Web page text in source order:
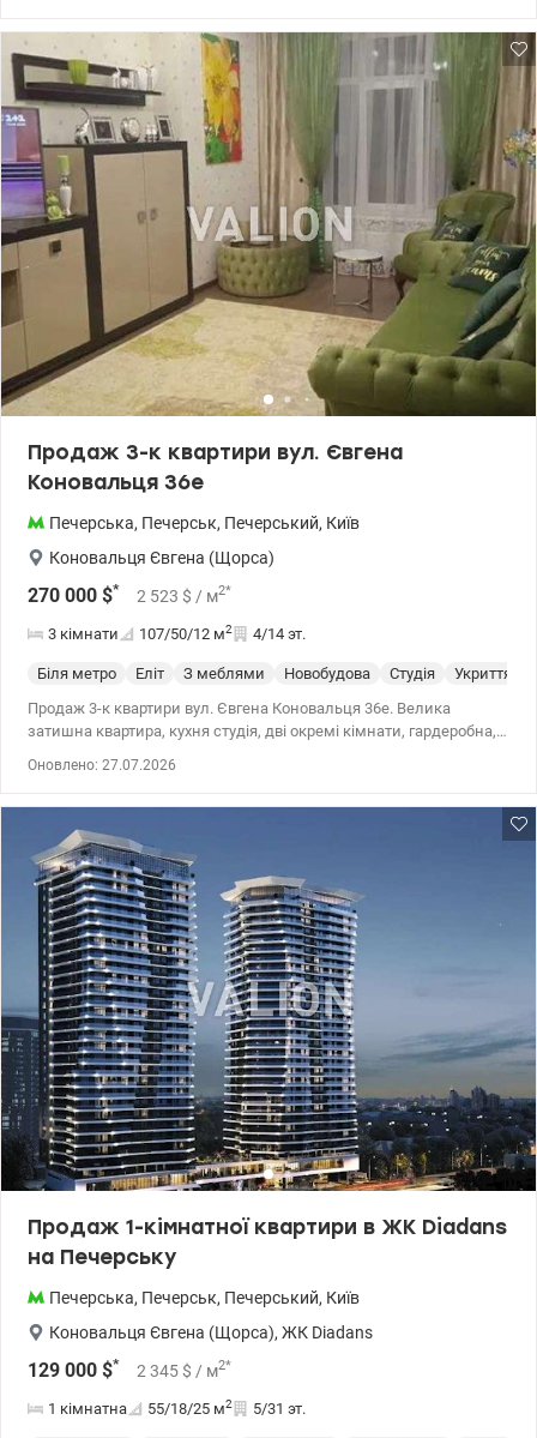
Продаж 3-к квартири вул. Євгена
Коновальця 36е
Печерська, Печерськ, Печерський, Київ
Коновальця Євгена (Щорса)
270 000 $* 2 523 $ / м2*
3 кімнати 107/50/12 м2 4/14 эт.
Біля метро Еліт З меблями Новобудова Студія Укриття
Продаж 3-к квартири вул. Євгена Коновальця 36е. Велика
затишна квартира, кухня студія, дві окремі кімнати, гардеробна,
valion.ua/1146807
Оновлено: 27.07.2026
Продаж 1-кімнатної квартири в ЖК Diadans
на Печерську
Печерська, Печерськ, Печерський, Київ
Коновальця Євгена (Щорса), ЖК Diadans
129 000 $* 2 345 $ / м2*
1 кімнатна 55/18/25 м2 5/31 эт.